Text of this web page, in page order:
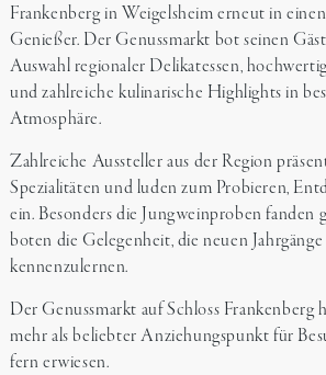
Frankenberg in Weigelsheim erneut in
Genießer. Der Genussmarkt bot seinen
Auswahl regionaler Delikatessen,
und zahlreiche kulinarische Highlights in
Atmosphäre.
Zahlreiche Aussteller aus der Region
Spezialitäten und luden zum Probieren,
ein. Besonders die Jungweinproben fanden
boten die Gelegenheit, die neuen
kennenzulernen.
Der Genussmarkt auf Schloss Frankenberg
mehr als beliebter Anziehungspunkt für
fern erwiesen.